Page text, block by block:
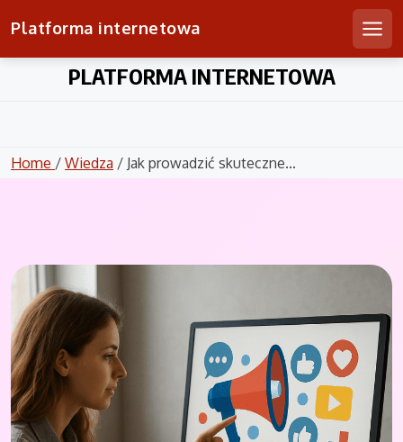
Platforma internetowa
PLATFORMA INTERNETOWA
Home / Wiedza / Jak prowadzić skuteczne...